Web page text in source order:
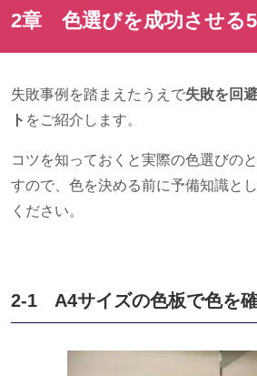
2章 色選びを成功させる5
失敗事例を踏まえたうえで失敗を回
ト をご紹介します。
コツを知っておくと実際の色選びの
すので、色を決める前に予備知識と
ください。
2-1 A4サイズの色板で色を